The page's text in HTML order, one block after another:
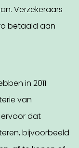
Verzekeraars
betaald aan
in 2011
van
ervoor dat
bijvoorbeeld